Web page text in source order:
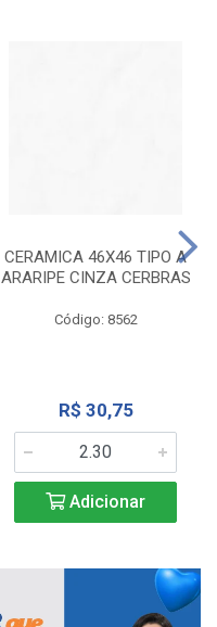
CERAMICA 46X46 TIPO A
ARARIPE CINZA CERBRAS
Código: 8562
R$ 30,75
Adicionar